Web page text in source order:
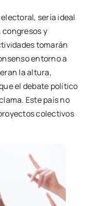
sería ideal
y
tomarán
entorno a
la altura,
el debate político
Este país no
colectivos